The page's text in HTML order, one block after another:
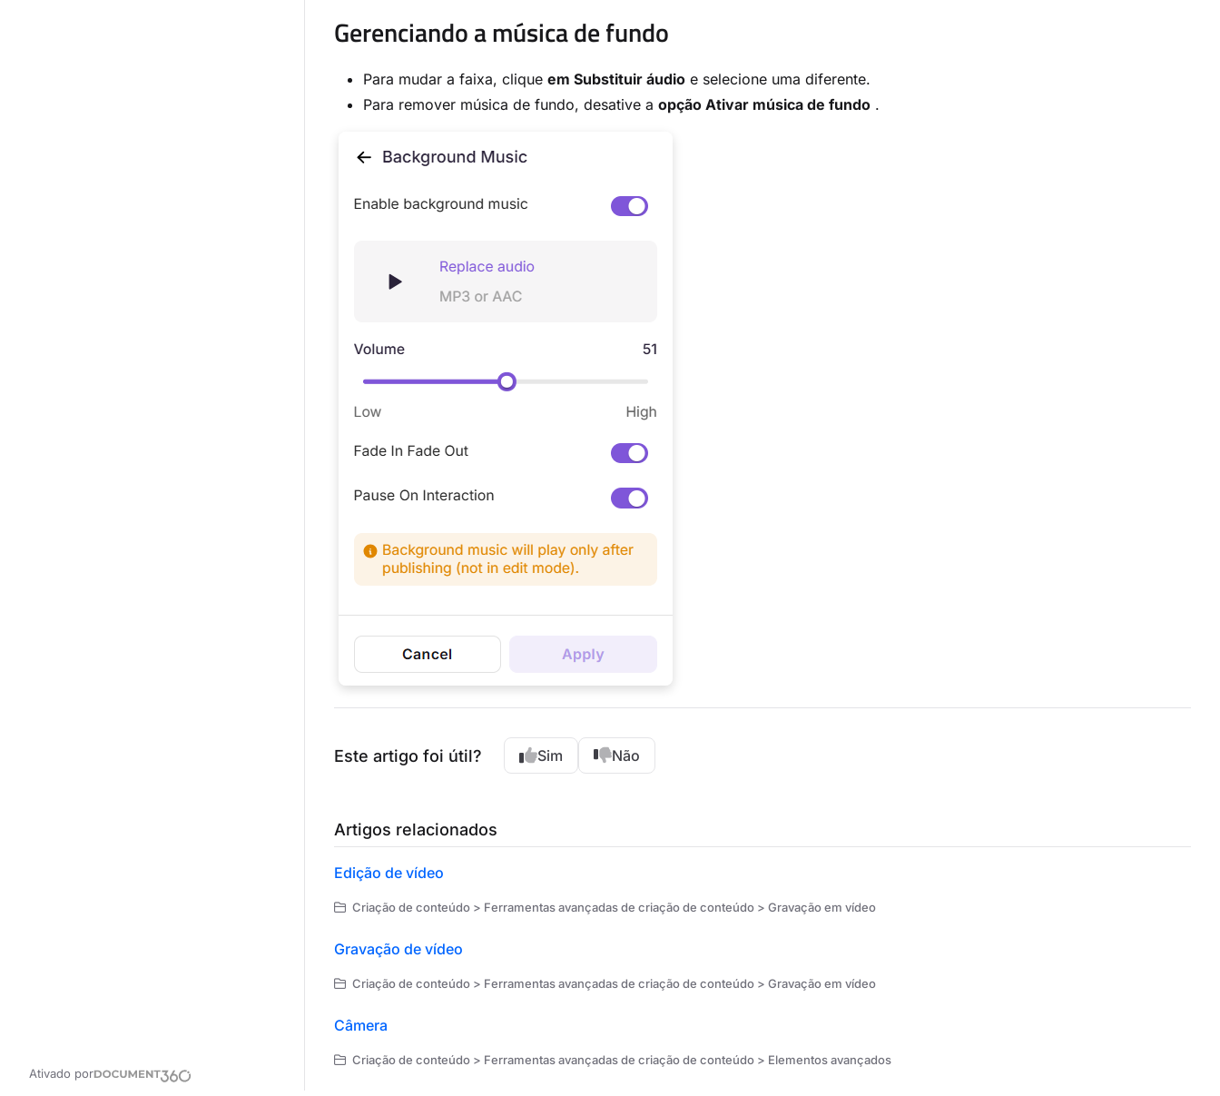
Ativado por
Gerenciando a música de fundo
Para mudar a faixa, clique em Substituir áudio e selecione uma diferente.
Para remover música de fundo, desative a opção Ativar música de fundo .
Este artigo foi útil? Sim Não
Artigos relacionados
Edição de vídeo
Criação de conteúdo > Ferramentas avançadas de criação de conteúdo > Gravação em vídeo
Gravação de vídeo
Criação de conteúdo > Ferramentas avançadas de criação de conteúdo > Gravação em vídeo
Câmera
Criação de conteúdo > Ferramentas avançadas de criação de conteúdo > Elementos avançados